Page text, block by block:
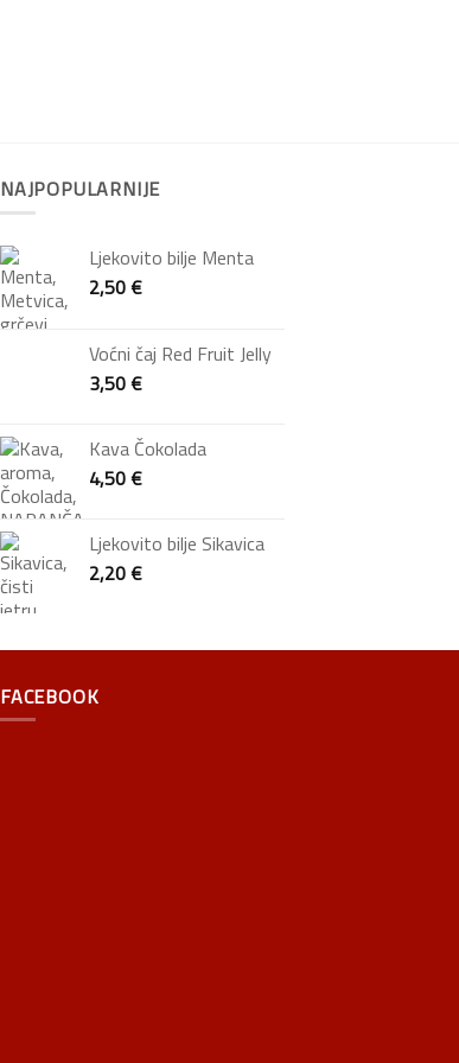
NAJPOPULARNIJE
Ljekovito bilje Menta
2,50€
Voćni čaj Red Fruit Jelly
3,50€
Kava Čokolada
4,50€
Ljekovito bilje Sikavica
2,20€
FACEBOOK